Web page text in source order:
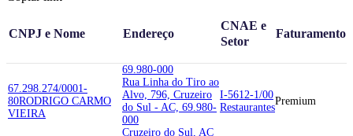
CNPJ e Nome Endereço
CNAE e
Setor
Faturamento
67.298.274/0001-
80RODRIGO CARMO
VIEIRA
69.980-000
Rua Linha do Tiro ao
Alvo, 796, Cruzeiro
do Sul - AC, 69.980-
000
Cruzeiro do Sul, AC
I-5612-1/00
Restaurantes
Premium